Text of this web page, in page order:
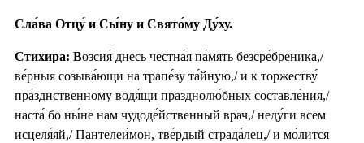
Сла́ва Отцу́ и Сы́ну и Свято́му Ду́ху.
Стихира: Возсия́ днесь честна́я па́мять безсре́бреника,/
ве́рныя созыва́ющи на трапе́зу та́йную,/ и к торжеству́
пра́зднственному водя́щи празднолю́бных составле́ния,/
наста́ бо ны́не нам чудоде́йственный врач,/ неду́ги всем
исцеля́яй,/ Пантелеи́мон, тве́рдый страда́лец,/ и мо́лится